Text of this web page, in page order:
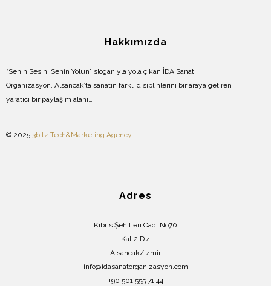
Hakkımızda
“Senin Sesin, Senin Yolun” sloganıyla yola çıkan İDA Sanat
Organizasyon, Alsancak’ta sanatın farklı disiplinlerini bir araya getiren
yaratıcı bir paylaşım alanı…
© 2025 3bitz Tech&Marketing Agency
Adres
Kıbrıs Şehitleri Cad. No70
Kat:2 D:4
Alsancak/İzmir
info@idasanatorganizasyon.com
+90 501 555 71 44